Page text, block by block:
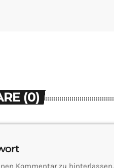
(0)
Kommentar zu hinterlassen.